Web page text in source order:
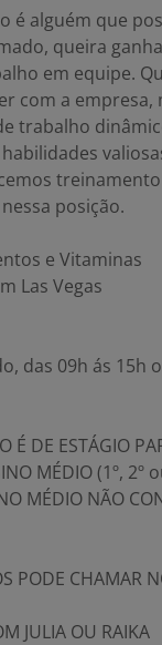
é alguém que
queira
em equipe.
com a empresa,
trabalho
posição.
e Vitaminas
Las Vegas
das 09h ás 15h
É DE ESTÁGIO
MÉDIO (1º, 2º
MÉDIO NÃO
PODE CHAMAR
JULIA OU RAIKA